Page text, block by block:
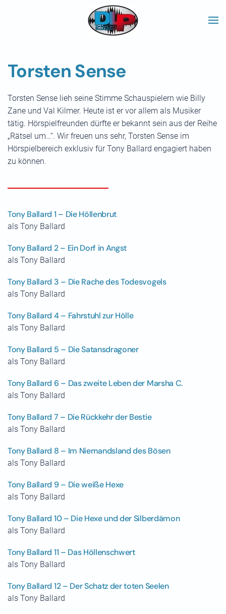
Skip to main content
Torsten Sense
Torsten Sense lieh seine Stimme Schauspielern wie Billy
Zane und Val Kilmer. Heute ist er vor allem als Musiker
tätig. Hörspielfreunden dürfte er bekannt sein aus der Reihe
„Rätsel um…“. Wir freuen uns sehr, Torsten Sense im
Hörspielbereich exklusiv für Tony Ballard engagiert haben
zu können.
Tony Ballard 1 – Die Höllenbrut
als Tony Ballard
Tony Ballard 2 – Ein Dorf in Angst
als Tony Ballard
Tony Ballard 3 – Die Rache des Todesvogels
als Tony Ballard
Tony Ballard 4 – Fahrstuhl zur Hölle
als Tony Ballard
Tony Ballard 5 – Die Satansdragoner
als Tony Ballard
Tony Ballard 6 – Das zweite Leben der Marsha C.
als Tony Ballard
Tony Ballard 7 – Die Rückkehr der Bestie
als Tony Ballard
Tony Ballard 8 – Im Niemandsland des Bösen
als Tony Ballard
Tony Ballard 9 – Die weiße Hexe
als Tony Ballard
Tony Ballard 10 – Die Hexe und der Silberdämon
als Tony Ballard
Tony Ballard 11 – Das Höllenschwert
als Tony Ballard
Tony Ballard 12 – Der Schatz der toten Seelen
als Tony Ballard